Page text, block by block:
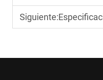
Siguiente:Especificaciones técnicas